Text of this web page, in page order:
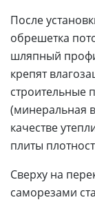
После
обрешетка
шляпный
крепят
строительные
(минеральная
качестве
плиты
Сверху на
саморезами